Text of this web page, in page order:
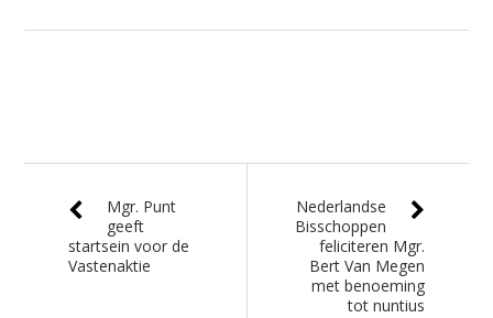
Mgr. Punt
geeft
startsein voor de
Vastenaktie
Nederlandse
Bisschoppen
feliciteren Mgr.
Bert Van Megen
met benoeming
tot nuntius